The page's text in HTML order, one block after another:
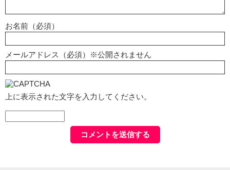
お名前（必須）
メールアドレス（必須）※公開されません
上に表示された文字を入力してください。